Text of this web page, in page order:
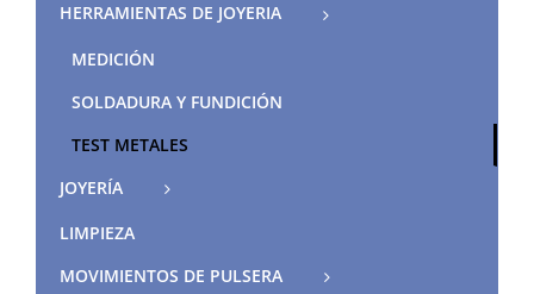
HERRAMIENTAS DE JOYERIA
MEDICIÓN
SOLDADURA Y FUNDICIÓN
TEST METALES
JOYERÍA
LIMPIEZA
MOVIMIENTOS DE PULSERA